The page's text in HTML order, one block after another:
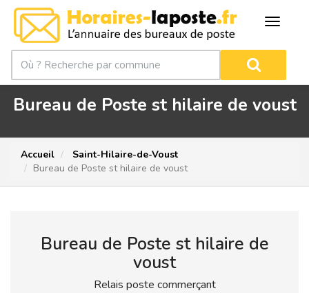
Bureau de Poste st hilaire de voust
Accueil
Saint-Hilaire-de-Voust
Bureau de Poste st hilaire de voust
Bureau de Poste st hilaire de
voust
Relais poste commerçant